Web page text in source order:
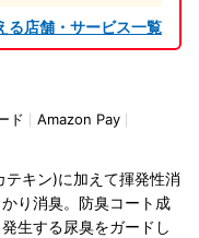
る店舗・サービス一覧
ド
Amazon Pay
キン)に加えて揮発性消
り消臭。防臭コート成
生する尿臭をガードし